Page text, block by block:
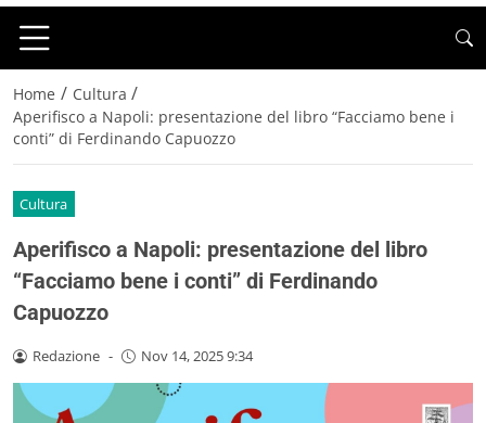
Home / Cultura /
Aperifisco a Napoli: presentazione del libro “Facciamo bene i
conti” di Ferdinando Capuozzo
Cultura
Aperifisco a Napoli: presentazione del libro
“Facciamo bene i conti” di Ferdinando
Capuozzo
Redazione - Nov 14, 2025 9:34